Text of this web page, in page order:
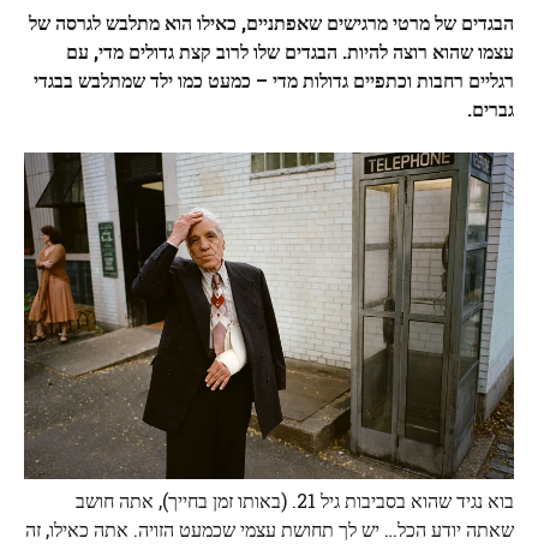
הבגדים של מרטי מרגישים שאפתניים, כאילו הוא מתלבש לגרסה של
עצמו שהוא רוצה להיות. הבגדים שלו לרוב קצת גדולים מדי, עם
רגליים רחבות וכתפיים גדולות מדי – כמעט כמו ילד שמתלבש בבגדי
גברים.
בוא נגיד שהוא בסביבות גיל 21. (באותו זמן בחייך), אתה חושב
שאתה יודע הכל… יש לך תחושת עצמי שכמעט הזויה. אתה כאילו, זה